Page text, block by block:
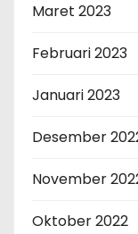
Maret 2023
Februari 2023
Januari 2023
Desember
November
Oktober 2022